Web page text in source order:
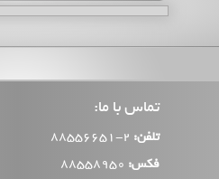
تماس با ما:
تلفن:
فکس: